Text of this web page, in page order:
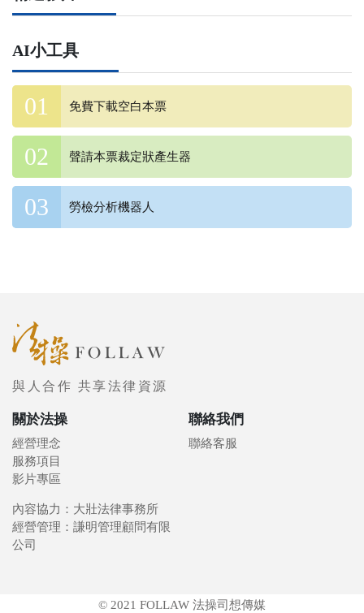
AI小工具
免費下載空白本票
聲請本票裁定狀產生器
勞檢分析機器人
與人合作 共享法律資源
關於法操
經營理念
服務項目
影片專區
聯絡我們
聯絡客服
內容協力：大壯法律事務所
經營管理：謙明管理顧問有限
公司
© 2021 FOLLAW 法操司想傳媒